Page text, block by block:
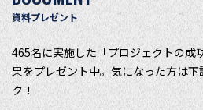
資料プレゼント
465名に実施した「プロジェクトの成
果をプレゼント中。気になった方は
ク！